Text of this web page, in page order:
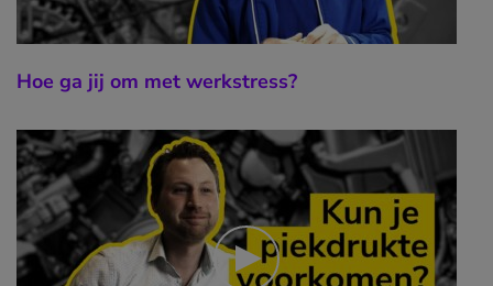
Hoe ga jij om met werkstress?